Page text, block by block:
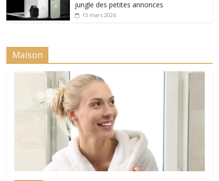
jungle des petites annonces
15 mars 2026
Maison